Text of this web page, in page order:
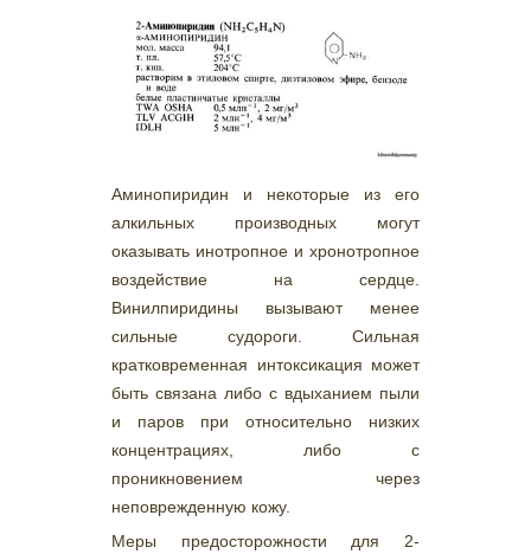
Аминопиридин и некоторые из его
алкильных производных могут
оказывать инотропное и хронотропное
воздействие на сердце.
Винилпиридины вызывают менее
сильные судороги. Сильная
кратковременная интоксикация может
быть связана либо с вдыханием пыли
и паров при относительно низких
концентрациях, либо с
проникновением через
неповрежденную кожу.
Меры предосторожности для 2-